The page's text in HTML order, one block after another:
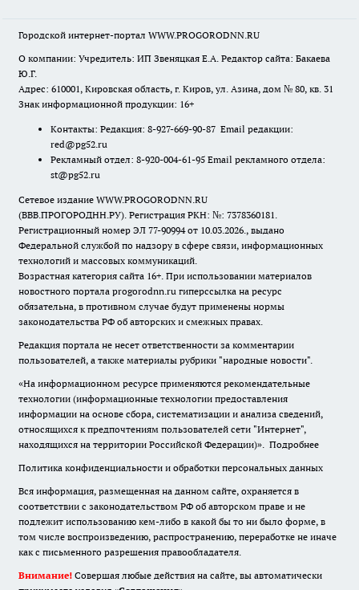
Городской интернет-портал WWW.PROGORODNN.RU
О компании: Учредитель: ИП Звеняцкая Е.А. Редактор сайта: Бакаева
Ю.Г.
Адрес: 610001, Кировская область, г. Киров, ул. Азина, дом № 80, кв. 31
Знак информационной продукции: 16+
Контакты: Редакция: 8-927-669-90-87 Email редакции:
red@pg52.ru
Рекламный отдел: 8-920-004-61-95 Email рекламного отдела:
st@pg52.ru
Сетевое издание WWW.PROGORODNN.RU
(ВВВ.ПРОГОРОДНН.РУ). Регистрация РКН: №: 7378360181.
Регистрационный номер ЭЛ 77-90994 от 10.03.2026., выдано
Федеральной службой по надзору в сфере связи, информационных
технологий и массовых коммуникаций.
Возрастная категория сайта 16+. При использовании материалов
новостного портала progorodnn.ru гиперссылка на ресурс
обязательна, в противном случае будут применены нормы
законодательства РФ об авторских и смежных правах.
Редакция портала не несет ответственности за комментарии
пользователей, а также материалы рубрики "народные новости".
«На информационном ресурсе применяются рекомендательные
технологии (информационные технологии предоставления
информации на основе сбора, систематизации и анализа сведений,
относящихся к предпочтениям пользователей сети "Интернет",
находящихся на территории Российской Федерации)». Подробнее
Политика конфиденциальности и обработки персональных данных
Вся информация, размещенная на данном сайте, охраняется в
соответствии с законодательством РФ об авторском праве и не
подлежит использованию кем-либо в какой бы то ни было форме, в
том числе воспроизведению, распространению, переработке не иначе
как с письменного разрешения правообладателя.
Внимание! Совершая любые действия на сайте, вы автоматически